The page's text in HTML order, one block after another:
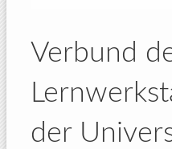
Verbund
der